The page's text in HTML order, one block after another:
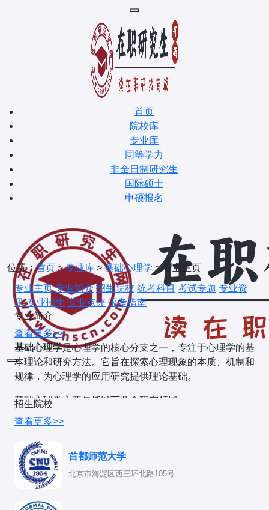
首页
院校库
专业库
同等学力
非全日制研究生
国际硕士
申硕报名
位置：首页 >专业库 >基础心理学 > 专业主页
专业主页 专业简介 招生院校 统考科目 考试专题 专业资
讯 专业招生 专业点评 报考指南
专业简介
查看更多>>
基础心理学是心理学的核心分支之一，专注于心理学的基
本理论和研究方法。它旨在探索心理现象的本质、机制和
规律，为心理学的应用研究提供理论基础。
基础心理学主要包括以下几个研究领域：
认知心理学
信息，包括知觉、记忆、思维和语言等过程。
发展心理学：研究人类从婴儿到老年的心理发展过程
和规律。
社会心理学
招生院校
查看更多>>
首都师范大学
北京市海淀区西三环北路105号